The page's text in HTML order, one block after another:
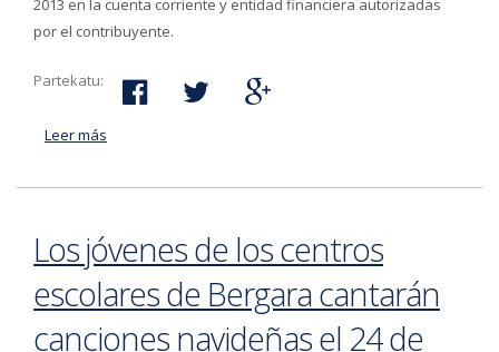
2013 en la cuenta corriente y entidad financiera autorizadas
por el contribuyente.
Partekatu:
Leer más
2012 de las tasas de Mercado y Mercadillo
Los jóvenes de los centros
escolares de Bergara cantarán
canciones navideñas el 24 de